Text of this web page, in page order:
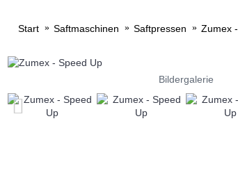
Start Saftmaschinen Saftpressen Zumex
Bildergalerie